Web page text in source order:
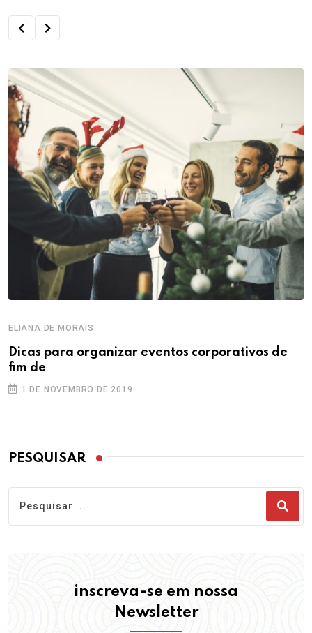
ELIANA DE MORAIS
Dicas para organizar eventos corporativos de
fim de
1 DE NOVEMBRO DE 2019
PESQUISAR
inscreva-se em nossa
Newsletter